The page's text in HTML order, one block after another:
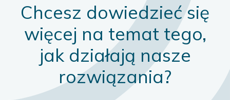
Chcesz dowiedzieć się
więcej na temat tego,
jak działają nasze
rozwiązania?